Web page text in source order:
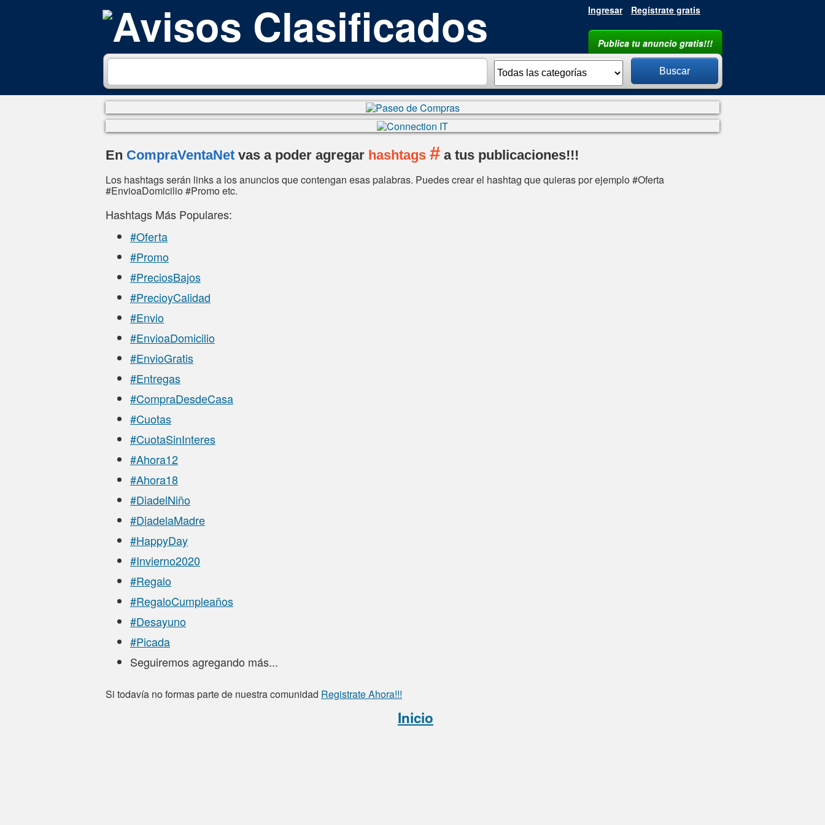
Ingresar Regístrate gratis
Publica tu anuncio gratis!!!
Argentina Buscar
En CompraVentaNet vas a poder agregar hashtags # a tus publicaciones!!!
Los hashtags serán links a los anuncios que contengan esas palabras. Puedes crear el hashtag que quieras por ejemplo #Oferta
#EnvioaDomicilio #Promo etc.
Hashtags Más Populares:
#Oferta
#Promo
#PreciosBajos
#PrecioyCalidad
#Envio
#EnvioaDomicilio
#EnvioGratis
#Entregas
#CompraDesdeCasa
#Cuotas
#CuotaSinInteres
#Ahora12
#Ahora18
#DiadelNiño
#DiadelaMadre
#HappyDay
#Invierno2020
#Regalo
#RegaloCumpleaños
#Desayuno
#Picada
Seguiremos agregando más...
Si todavía no formas parte de nuestra comunidad Registrate Ahora!!!
Inicio